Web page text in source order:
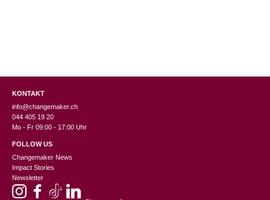
KONTAKT
info@changemaker.ch
044 405 19 20
Mo - Fr 09:00 - 17:00 Uhr
FOLLOW US
Changemaker News
Impact Stories
Newsletter